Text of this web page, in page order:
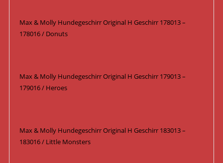
Max & Molly Hundegeschirr Original H Geschirr 178013 –
178016 / Donuts
Max & Molly Hundegeschirr Original H Geschirr 179013 –
179016 / Heroes
Max & Molly Hundegeschirr Original H Geschirr 183013 –
183016 / Little Monsters